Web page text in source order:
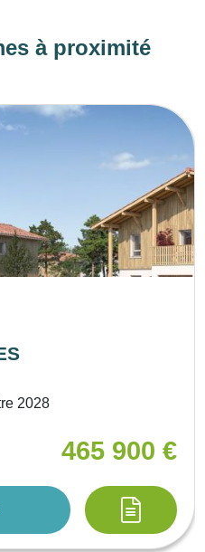
à proximité
2028
465 900 €